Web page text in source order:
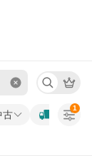
古
1